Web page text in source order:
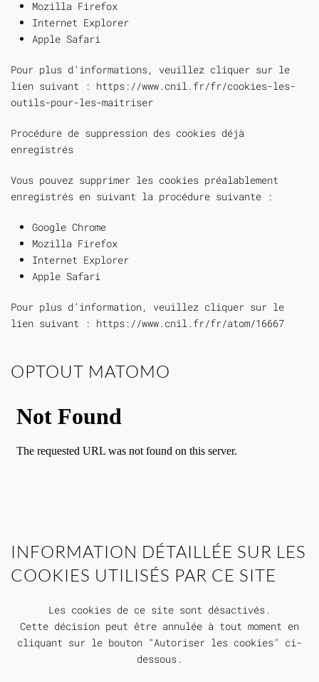
Mozilla Firefox
Internet Explorer
Apple Safari
Pour plus d’informations, veuillez cliquer sur le
lien suivant : https://www.cnil.fr/fr/cookies-les-
outils-pour-les-maitriser
Procédure de suppression des cookies déjà
enregistrés
Vous pouvez supprimer les cookies préalablement
enregistrés en suivant la procédure suivante :
Google Chrome
Mozilla Firefox
Internet Explorer
Apple Safari
Pour plus d’information, veuillez cliquer sur le
lien suivant : https://www.cnil.fr/fr/atom/16667
OPTOUT MATOMO
INFORMATION DÉTAILLÉE SUR LES
COOKIES UTILISÉS PAR CE SITE
Les cookies de ce site sont désactivés.
Cette décision peut être annulée à tout moment en
cliquant sur le bouton "Autoriser les cookies" ci-
dessous.